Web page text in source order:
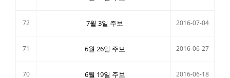
72 7월 3일 주보 2016-07-04
71 6월 26일 주보 2016-06-27
70 6월 19일 주보 2016-06-18